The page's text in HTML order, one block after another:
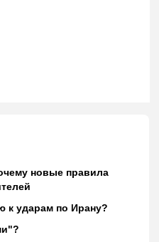
новые правила
к ударам по Ирану?